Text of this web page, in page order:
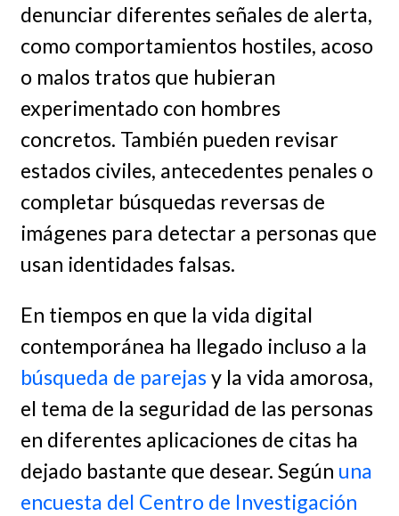
denunciar diferentes señales de alerta,
como comportamientos hostiles, acoso
o malos tratos que hubieran
experimentado con hombres
concretos. También pueden revisar
estados civiles, antecedentes penales o
completar búsquedas reversas de
imágenes para detectar a personas que
usan identidades falsas.
En tiempos en que la vida digital
contemporánea ha llegado incluso a la
búsqueda de parejasy la vida amorosa,
el tema de la seguridad de las personas
en diferentes aplicaciones de citas ha
dejado bastante que desear. Según una
encuesta del Centro de Investigación